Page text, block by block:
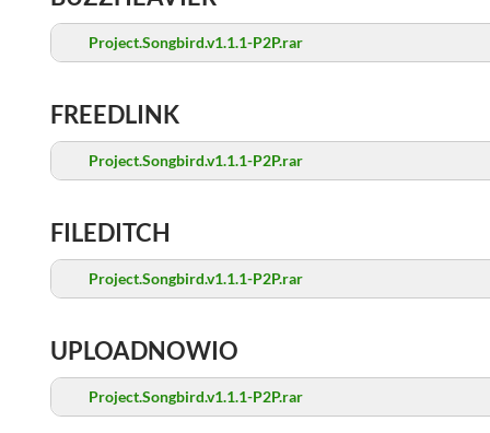
Project.Songbird.v1.1.1-P2P.rar
FREEDLINK
Project.Songbird.v1.1.1-P2P.rar
FILEDITCH
Project.Songbird.v1.1.1-P2P.rar
UPLOADNOWIO
Project.Songbird.v1.1.1-P2P.rar